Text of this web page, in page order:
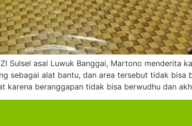
Sulsel asal Luwuk Banggai, Martono menderita
sebagai alat bantu, dan area tersebut tidak
karena beranggapan tidak bisa berwudhu dan